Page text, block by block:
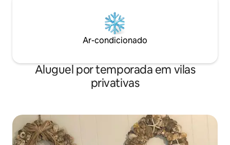
Ar-condicionado
Aluguel por temporada em vilas
privativas